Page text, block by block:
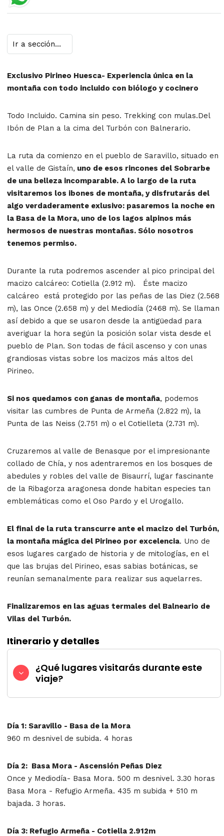
Exclusivo Pirineo Huesca- Experiencia única en la
montaña con todo incluido con biólogo y cocinero
Todo Incluido. Camina sin peso. Trekking con mulas.Del
Ibón de Plan a la cima del Turbón con Balnerario.
La ruta da comienzo en el pueblo de Saravillo, situado en
el valle de Gistaín, uno de esos rincones del Sobrarbe
de una belleza incomparable. A lo largo de la ruta
visitaremos los ibones de montaña, y disfrutarás del
algo verdaderamente exlusivo: pasaremos la noche en
la Basa de la Mora, uno de los lagos alpinos más
hermosos de nuestras montañas. Sólo nosotros
tenemos permiso.
Durante la ruta podremos ascender al pico principal del
macizo calcáreo: Cotiella (2.912 m). Éste macizo
calcáreo está protegido por las peñas de las Diez (2.568
m), las Once (2.658 m) y del Mediodía (2468 m). Se llaman
así debido a que se usaron desde la antigüedad para
averiguar la hora según la posición solar vista desde el
pueblo de Plan. Son todas de fácil ascenso y con unas
grandiosas vistas sobre los macizos más altos del
Pirineo.
Si nos quedamos con ganas de montaña, podemos
visitar las cumbres de Punta de Armeña (2.822 m), la
Punta de las Neiss (2.751 m) o el Cotielleta (2.731 m).
Cruzaremos al valle de Benasque por el impresionante
collado de Chía, y nos adentraremos en los bosques de
abedules y robles del valle de Bisaurrí, lugar fascinante
de la Ribagorza aragonesa donde habitan especies tan
emblemáticas como el Oso Pardo y el Urogallo.
El final de la ruta transcurre ante el macizo del Turbón,
la montaña mágica del Pirineo por excelencia. Uno de
esos lugares cargado de historia y de mitologías, en el
que las brujas del Pirineo, esas sabias botánicas, se
reunían semanalmente para realizar sus aquelarres.
Finalizaremos en las aguas termales del Balneario de
Vilas del Turbón.
Itinerario y detalles
¿Qué lugares visitarás durante este
viaje?
Día 1: Saravillo - Basa de la Mora
960 m desnivel de subida. 4 horas
Día 2: Basa Mora - Ascensión Peñas Diez
Once y Mediodía- Basa Mora. 500 m desnivel. 3.30 horas
Basa Mora - Refugio Armeña. 435 m subida + 510 m
bajada. 3 horas.
Día 3: Refugio Armeña - Cotiella 2.912m